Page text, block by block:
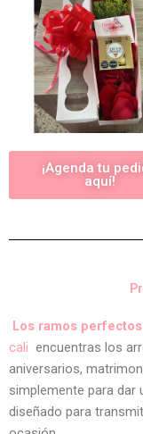
¡Agenda tu
aquí!
Los ramos
cali encuentras los
aniversarios,
simplemente para dar
diseñado para